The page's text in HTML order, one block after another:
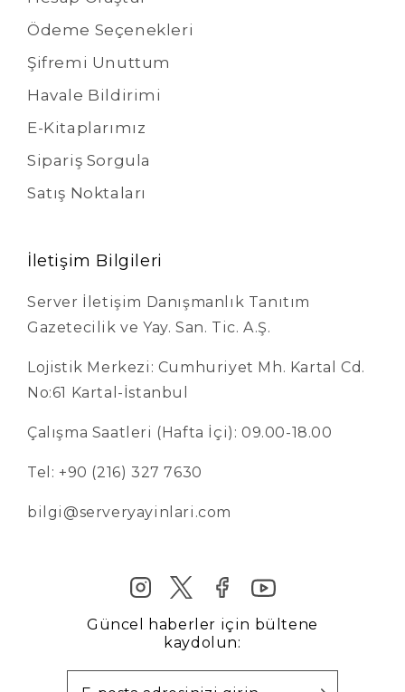
Ödeme Seçenekleri
Şifremi Unuttum
Havale Bildirimi
E-Kitaplarımız
Sipariş Sorgula
Satış Noktaları
İletişim Bilgileri
Server İletişim Danışmanlık Tanıtım
Gazetecilik ve Yay. San. Tic. A.Ş.
Lojistik Merkezi: Cumhuriyet Mh. Kartal Cd.
No:61 Kartal-İstanbul
Çalışma Saatleri (Hafta İçi): 09.00-18.00
Tel: +90 (216) 327 7630
bilgi@serveryayinlari.com
Güncel haberler için bültene
kaydolun: